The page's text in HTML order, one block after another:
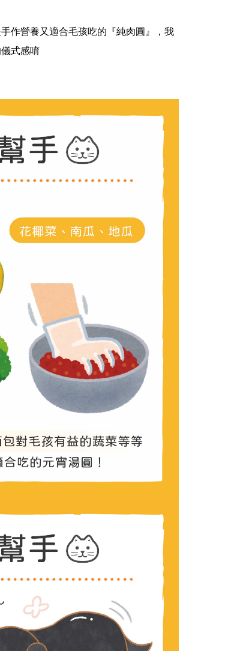
作營養又適合毛孩吃的『純肉圓』，我
式感唷